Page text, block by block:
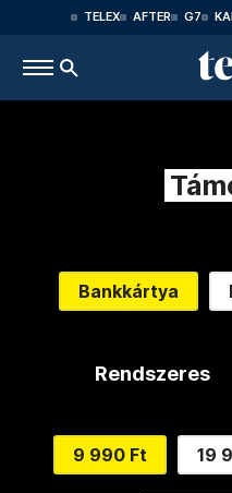
TELEX AFTER G7
Bankkártya
Rendszeres
9 990 Ft 19